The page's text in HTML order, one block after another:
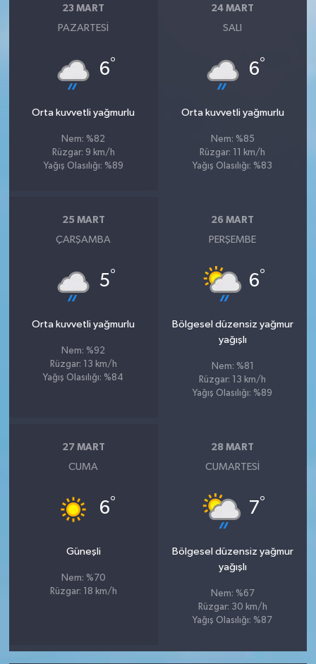
23 MART
PAZARTESI
6°
Orta kuvvetli yağmurlu
Nem: %82
Rüzgar: 9 km/h
Yağış Olasılığı: %89
24 MART
SALI
6°
Orta kuvvetli yağmurlu
Nem: %85
Rüzgar: 11 km/h
Yağış Olasılığı: %83
25 MART
ÇARŞAMBA
5°
Orta kuvvetli yağmurlu
Nem: %92
Rüzgar: 13 km/h
Yağış Olasılığı: %84
26 MART
PERŞEMBE
6°
Bölgesel düzensiz yağmur
yağışlı
Nem: %81
Rüzgar: 13 km/h
Yağış Olasılığı: %89
27 MART
CUMA
6°
Güneşli
Nem: %70
Rüzgar: 18 km/h
28 MART
CUMARTESI
7°
Bölgesel düzensiz yağmur
yağışlı
Nem: %67
Rüzgar: 30 km/h
Yağış Olasılığı: %87